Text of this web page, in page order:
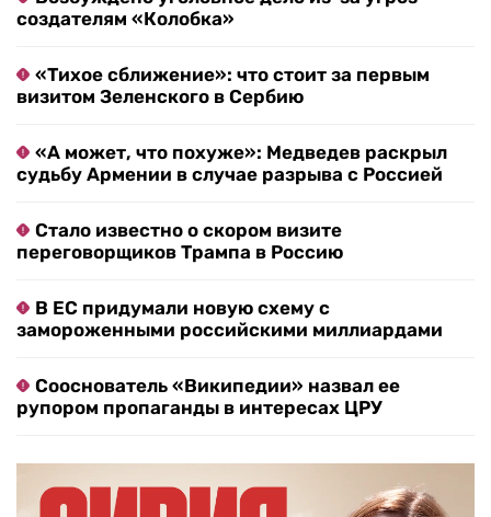
создателям «Колобка»
«Тихое сближение»: что стоит за первым
визитом Зеленского в Сербию
«А может, что похуже»: Медведев раскрыл
судьбу Армении в случае разрыва с Россией
Стало известно о скором визите
переговорщиков Трампа в Россию
В ЕС придумали новую схему с
замороженными российскими миллиардами
Сооснователь «Википедии» назвал ее
рупором пропаганды в интересах ЦРУ